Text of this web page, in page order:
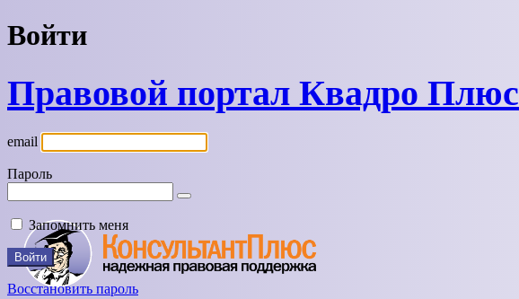
Войти
Правовой портал Квадро Плюс
email
Пароль
Запомнить меня
Восстановить пароль